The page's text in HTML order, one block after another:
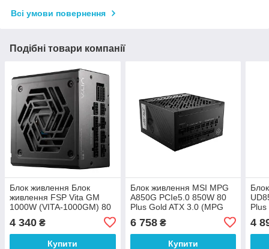
Всі умови повернення
Подібні товари компанії
Блок живлення Блок
живлення FSP Vita GM
1000W (VITA-1000GM) 80
(PPA10A4002)
4 340 ₴
Купити
Блок живлення MSI MPG
A850G PCIe5.0 850W 80
Plus Gold ATX 3.0 (MPG
6 758₴
Купити
Plus
4